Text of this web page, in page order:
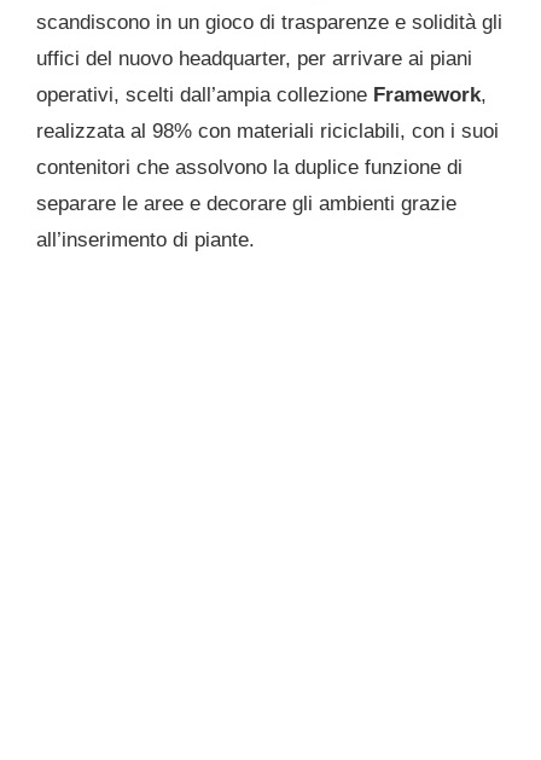
scandiscono in un gioco di trasparenze e solidità gli
uffici del nuovo headquarter, per arrivare ai piani
operativi, scelti dall’ampia collezione Framework,
realizzata al 98% con materiali riciclabili, con i suoi
contenitori che assolvono la duplice funzione di
separare le aree e decorare gli ambienti grazie
all’inserimento di piante.